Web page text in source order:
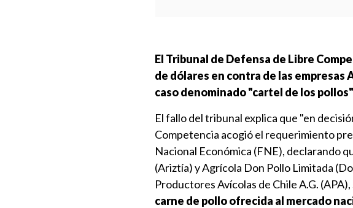
El Tribunal de Defensa de Libre
de dólares en contra de las empresas
caso denominado "cartel de los
El fallo del tribunal explica que "en
Competencia acogió el requerimiento
Nacional Económica (FNE), declarando
(Ariztía) y Agrícola Don Pollo Limitada
Productores Avícolas de Chile A.G. (APA),
carne de pollo ofrecida al mercado